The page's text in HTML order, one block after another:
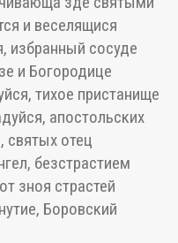
и веселящися
избранный сосуде
и Богородице
тихое пристанище
апостольских
святых отец
безстрастием
зноя страстей
Боровский